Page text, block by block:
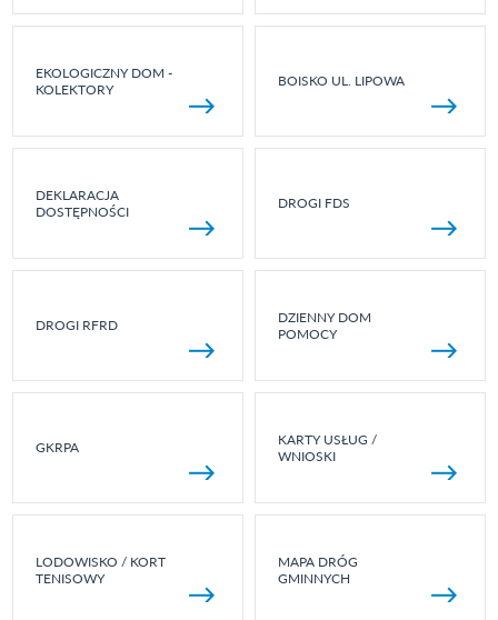
EKOLOGICZNY DOM -
KOLEKTORY
BOISKO UL. LIPOWA
DEKLARACJA
DOSTĘPNOŚCI
DROGI FDS
DROGI RFRD
DZIENNY DOM
POMOCY
GKRPA
KARTY USŁUG /
WNIOSKI
LODOWISKO / KORT
TENISOWY
MAPA DRÓG
GMINNYCH